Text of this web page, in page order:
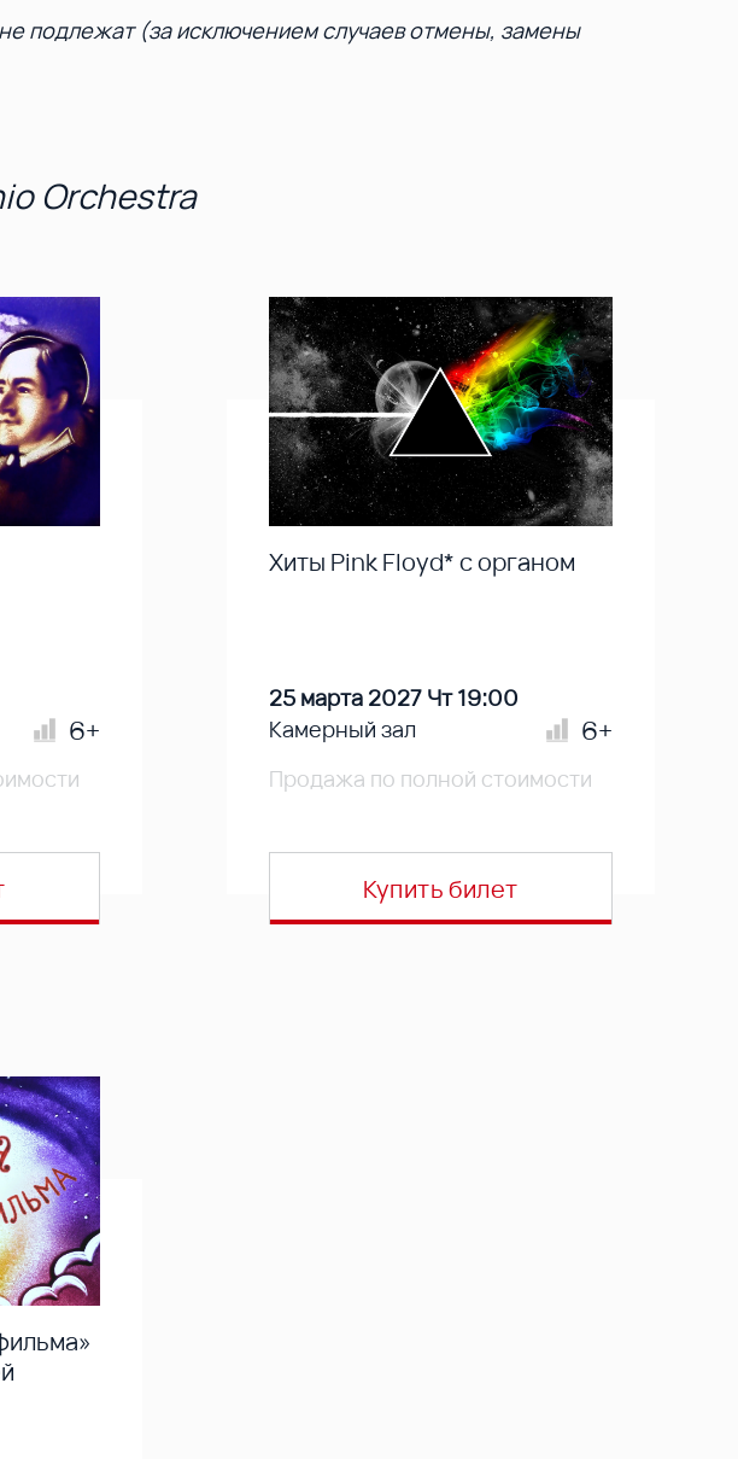
подлежат (за исключением случаев отмены, замены
Orchestra
6+
Хиты Pink Floyd* с органом
25 марта 2027 Чт 19:00
Камерный зал
6+
Продажа по полной стоимости
Купить билет